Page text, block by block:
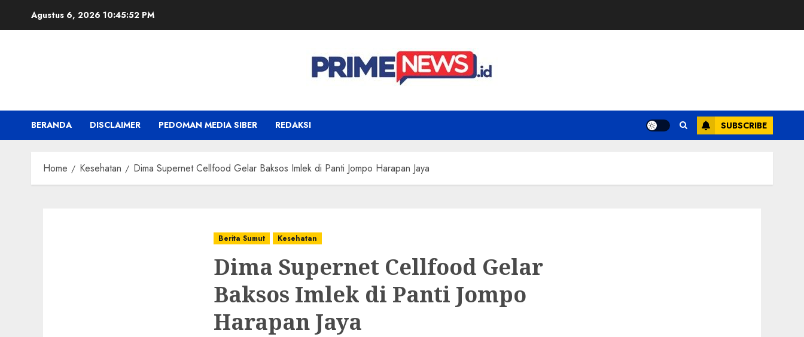
Agustus 6, 2026 10:45:54 PM
BERANDA DISCLAIMER PEDOMAN MEDIA SIBER REDAKSI SUBSCRIBE
Home Kesehatan Dima Supernet Cellfood Gelar Baksos Imlek di Panti Jompo Harapan Jaya
Berita Sumut Kesehatan
Dima Supernet Cellfood Gelar
Baksos Imlek di Panti Jompo
Harapan Jaya